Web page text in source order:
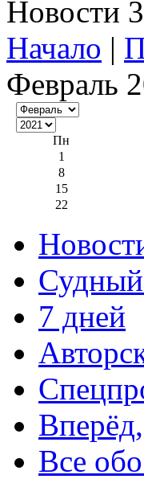
Новости
Начало |
Февраль
Пн
1
8
15
22
7 дней
Все